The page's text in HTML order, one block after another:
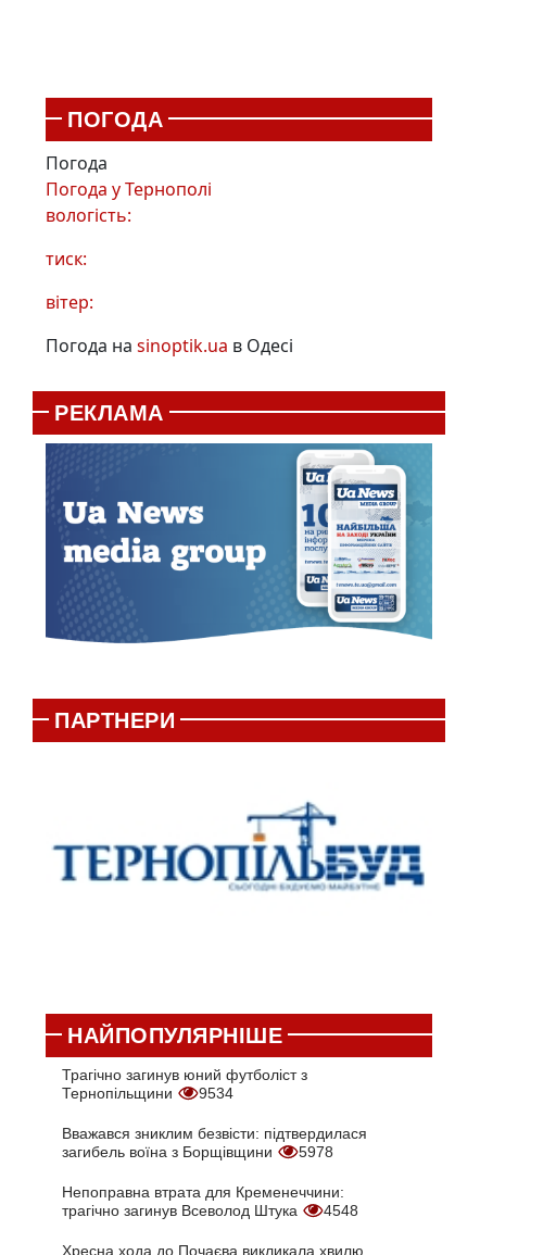
ПОГОДА
Погода
Погода уТернополі
вологість:
тиск:
вітер:
Погода на sinoptik.ua в Одесі
РЕКЛАМА
ПАРТНЕРИ
НАЙПОПУЛЯРНІШЕ
Трагічно загинув юний футболіст з
Тернопільщини
9534
Вважався зниклим безвісти: підтвердилася
загибель воїна з Борщівщини
5978
Непоправна втрата для Кременеччини:
трагічно загинув Всеволод Штука
4548
Хресна хода до Почаєва викликала хвилю